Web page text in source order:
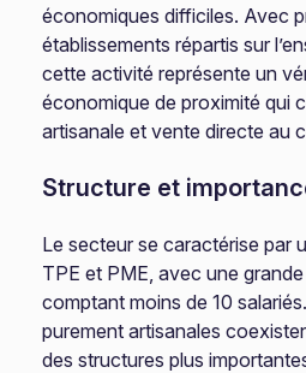
économiques difficiles. Avec
établissements répartis sur
cette activité représente un
économique de proximité qui
artisanale et vente directe au
Structure et
Le secteur se caractérise par
TPE et PME, avec une
comptant moins de 10
purement artisanales
des structures plus